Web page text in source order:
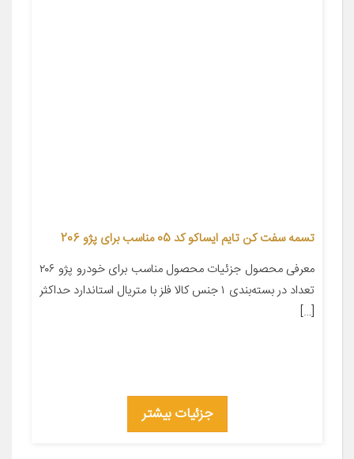
تسمه سفت کن تایم ایساکو کد 05 مناسب برای پژو 206
معرفی محصول جزئیات محصول مناسب برای خودرو پژو ۲۰۶
تعداد در بسته‌بندی ۱ جنس کالا فلز با متریال استاندارد حداکثر
[…]
جزئیات بیشتر